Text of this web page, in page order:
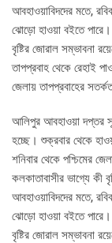
আবহাওয়াবিদদের মতে,
ঝোড়ো হাওয়া বইতে
বৃষ্টির জোরাল সম্ভাবনা
তাপপ্রবাহ থেকে রেহাই
জেলায় তাপপ্রবাহের
আলিপুর আবহাওয়া দপ্তর
হচ্ছে। শুক্রবার থেকে
শনিবার থেকে পশ্চিমের
কলকাতাবাসীর ভাগ্যে কী
আবহাওয়াবিদদের মতে,
ঝোড়ো হাওয়া বইতে
বৃষ্টির জোরাল সম্ভাবনা